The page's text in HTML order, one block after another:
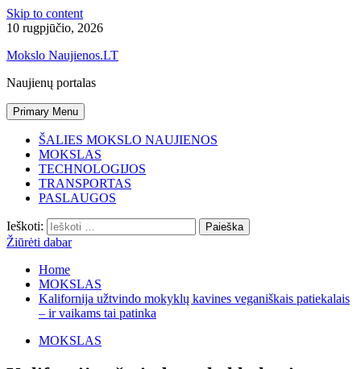
Skip to content
10 rugpjūčio, 2026
Mokslo Naujienos.LT
Naujienų portalas
Primary Menu
ŠALIES MOKSLO NAUJIENOS
MOKSLAS
TECHNOLOGIJOS
TRANSPORTAS
PASLAUGOS
Ieškoti:
Žiūrėti dabar
Home
MOKSLAS
Kalifornija užtvindo mokyklų kavines veganiškais patiekalais
– ir vaikams tai patinka
MOKSLAS